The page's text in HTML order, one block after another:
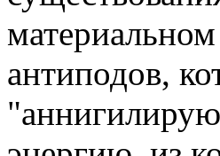
антиподов,